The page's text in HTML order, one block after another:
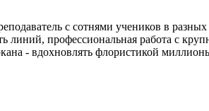
с сотнями учеников в разных
линий, профессиональная работа с
- вдохновлять флористикой